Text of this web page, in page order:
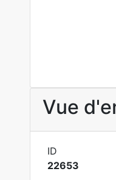
Vue
ID
22653